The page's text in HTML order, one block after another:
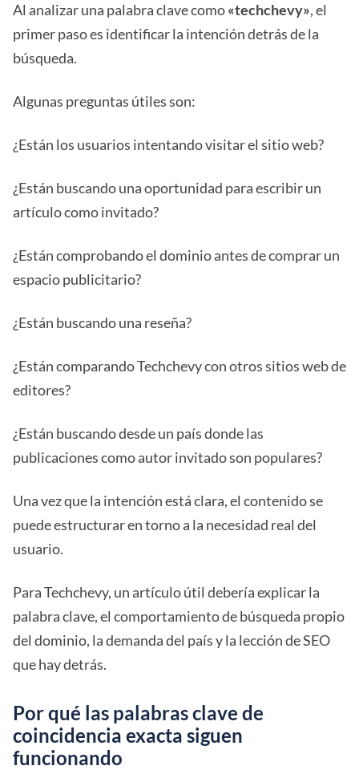
Al analizar una palabra clave como«techchevy», el
primer paso es identificar la intención detrás de la
búsqueda.
Algunas preguntas útiles son:
¿Están los usuarios intentando visitar el sitio web?
¿Están buscando una oportunidad para escribir un
artículo como invitado?
¿Están comprobando el dominio antes de comprar un
espacio publicitario?
¿Están buscando una reseña?
¿Están comparando Techchevy con otros sitios web de
editores?
¿Están buscando desde un país donde las
publicaciones como autor invitado son populares?
Una vez que la intención está clara, el contenido se
puede estructurar en torno a la necesidad real del
usuario.
Para Techchevy, un artículo útil debería explicar la
palabra clave, el comportamiento de búsqueda propio
del dominio, la demanda del país y la lección de SEO
que hay detrás.
Por qué las palabras clave de
coincidencia exacta siguen
funcionando